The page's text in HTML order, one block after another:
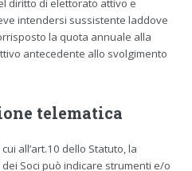
diritto di elettorato attivo e
intendersi sussistente laddove
la quota annuale alla
antecedente allo svolgimento
telematica
all’art.10 dello Statuto, la
Soci può indicare strumenti e/o